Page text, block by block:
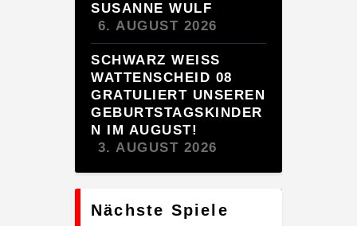
SUSANNE WULF
6. AUGUST 2026
SCHWARZ WEISS W
ATTENSCHEID 08 G
RATULIERT UNSEREN G
EBURTSTAGSKINDERN
IM AUGUST!
3. AUGUST 2026
Nächste Spiele